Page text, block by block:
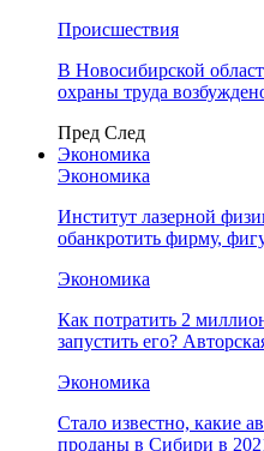
Происшествия
В Новосибирской
охраны труда
Пред След
Экономика
Экономика
Институт лазерной
обанкротить фирму,
Экономика
Как потратить 2
запустить его?
Экономика
Стало известно, какие
проданы в Сибири в